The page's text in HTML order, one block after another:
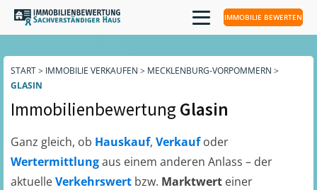
IMMOBILIE BEWERTEN
START> IMMOBILIE VERKAUFEN > MECKLENBURG-VORPOMMERN >
GLASIN
ImmobilienbewertungGlasin
Ganz gleich, ob Hauskauf, Verkaufoder
Wertermittlungaus einem anderen Anlass – der
aktuelleVerkehrswert bzw. Marktwert einer